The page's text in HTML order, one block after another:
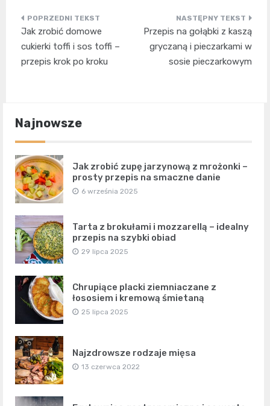
Nawigacja
wpisu
Jak zrobić domowe
cukierki toffi i sos toffi –
przepis krok po kroku
Przepis na gołąbki z kaszą
gryczaną i pieczarkami w
sosie pieczarkowym
Najnowsze
Jak zrobić zupę jarzynową z mrożonki –
prosty przepis na smaczne danie
6 września 2025
Tarta z brokułami i mozzarellą – idealny
przepis na szybki obiad
29 lipca 2025
Chrupiące placki ziemniaczane z
łososiem i kremową śmietaną
25 lipca 2025
Najzdrowsze rodzaje mięsa
13 czerwca 2022